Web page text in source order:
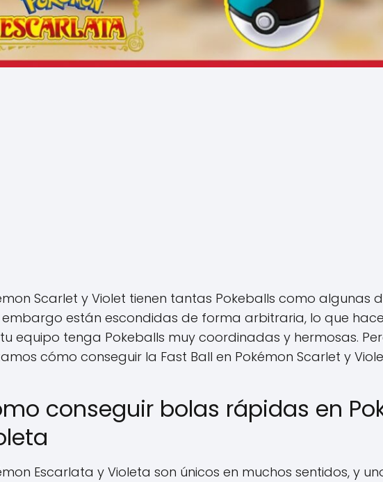
Scarlet y Violet tienen tantas Pokeballs como algunas
embargo están escondidas de forma arbitraria, lo que
equipo tenga Pokeballs muy coordinadas y hermosas.
cómo conseguir la Fast Ball en Pokémon Scarlet y
conseguir bolas rápidas en
Escarlata y Violeta son únicos en muchos sentidos, y